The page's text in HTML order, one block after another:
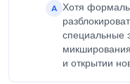
A Хотя
специальные
и открытии